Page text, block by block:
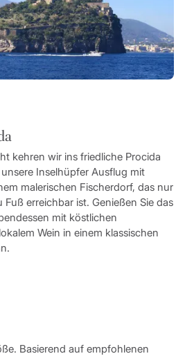
kehren wir ins friedliche Procida
Inselhüpfer Ausflug mit
malerischen Fischerdorf, das nur
erreichbar ist. Genießen Sie das
mit köstlichen
Wein in einem klassischen
Basierend auf empfohlenen